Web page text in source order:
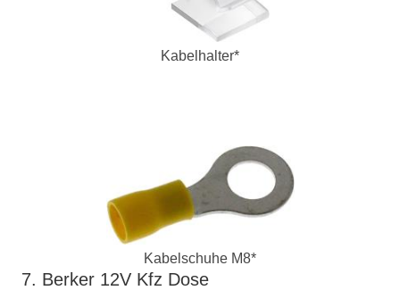
Kabelhalter*
Kabelschuhe M8*
7. Berker 12V Kfz Dose